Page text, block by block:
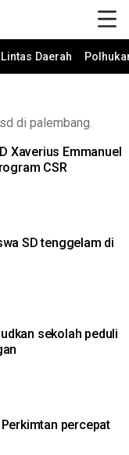
Lintas Daerah
di palembang.
Xaverius Emmanuel
CSR
SD tenggelam di
sekolah peduli
percepat